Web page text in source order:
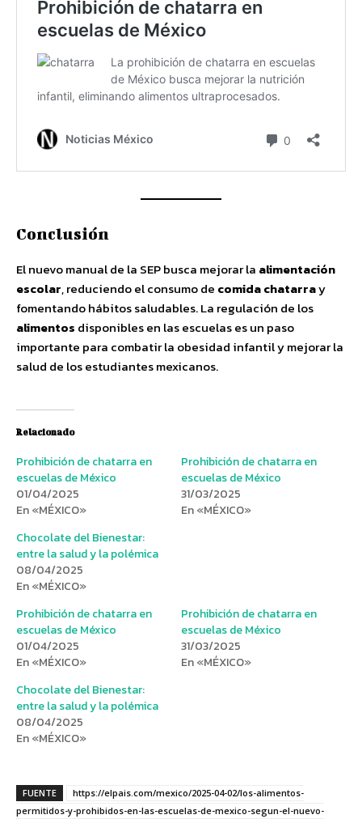
Conclusión
El nuevo manual de la SEP busca mejorar la alimentación
escolar, reduciendo el consumo de comida chatarray
fomentando hábitos saludables. La regulación de los
alimentos disponibles en las escuelas es un paso
importante para combatir la obesidad infantil y mejorar la
salud de los estudiantes mexicanos.
Relacionado
Prohibición de chatarra en
escuelas de México
01/04/2025
En «MÉXICO»
Prohibición de chatarra en
escuelas de México
31/03/2025
En «MÉXICO»
Chocolate del Bienestar:
entre la salud y la polémica
08/04/2025
En «MÉXICO»
Prohibición de chatarra en
escuelas de México
01/04/2025
En «MÉXICO»
Prohibición de chatarra en
escuelas de México
31/03/2025
En «MÉXICO»
Chocolate del Bienestar:
entre la salud y la polémica
08/04/2025
En «MÉXICO»
FUENTE
https://elpais.com/mexico/2025-04-02/los-alimentos-
permitidos-y-prohibidos-en-las-escuelas-de-mexico-segun-el-nuevo-